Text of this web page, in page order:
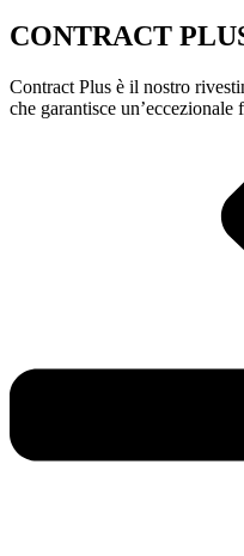
CONTRACT
Contract Plus è il nostro
che garantisce